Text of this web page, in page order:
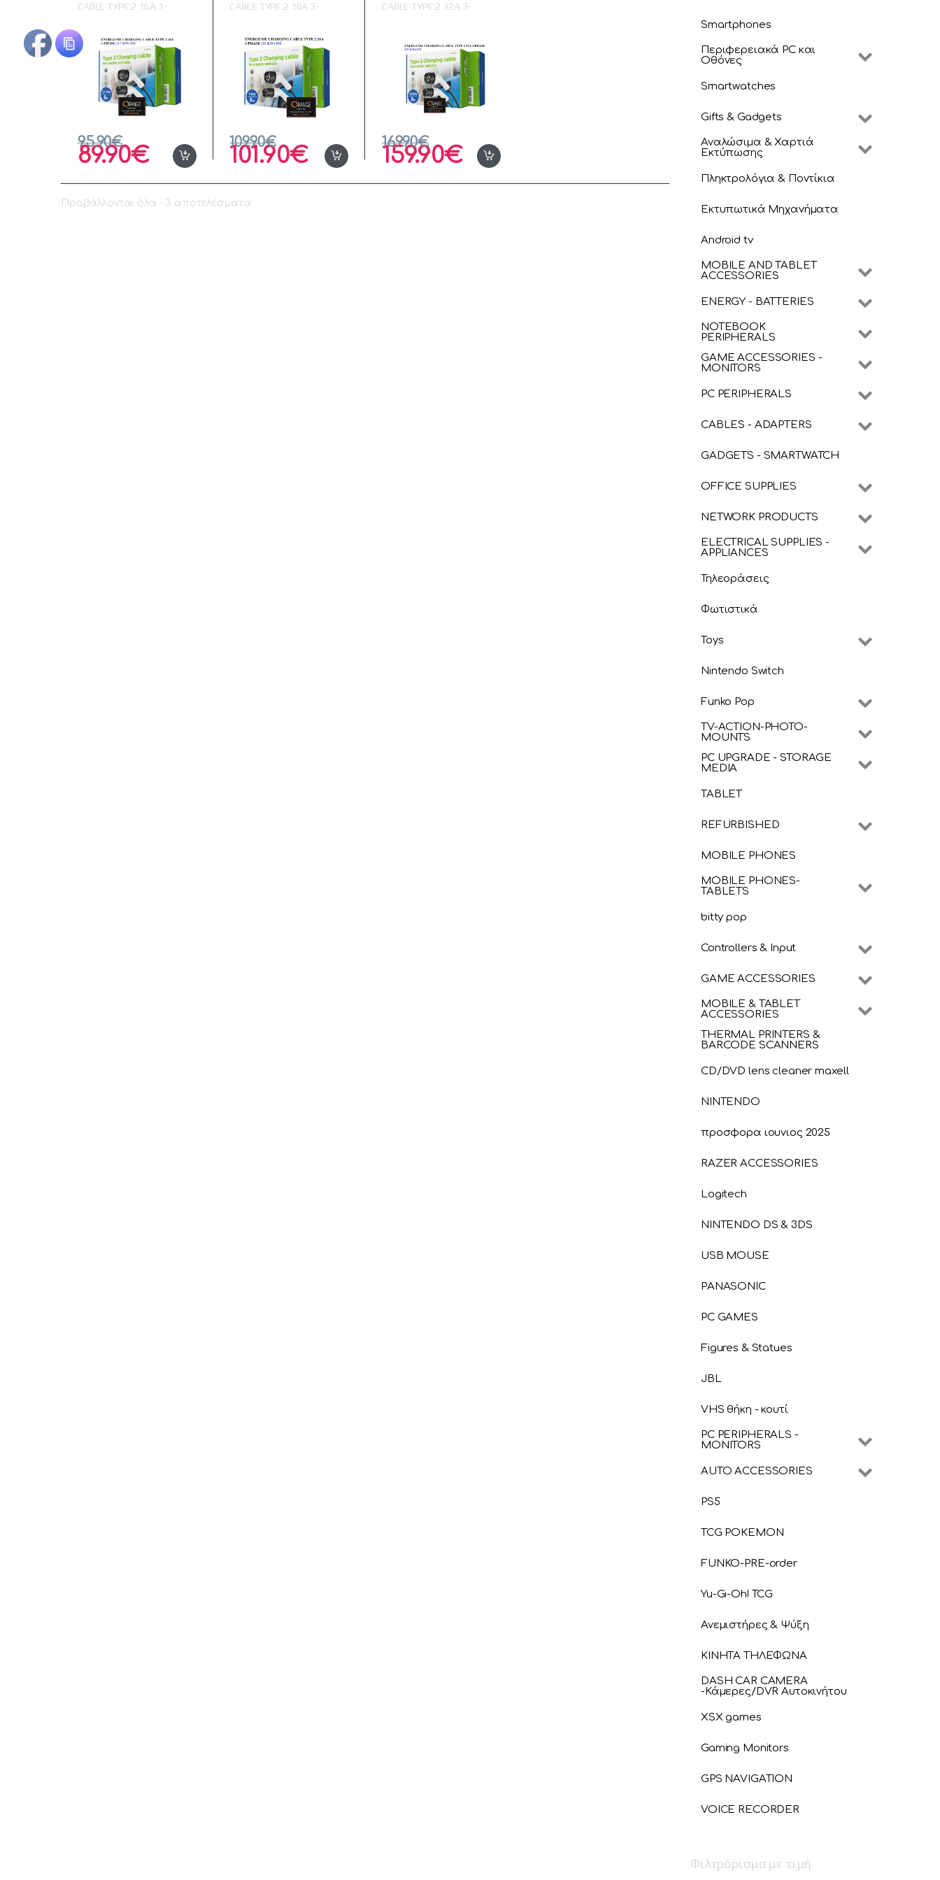
CABLE TYPE 2 16A 1-
89.90€
95.90€
CABLE TYPE 2 16A 3-
101.90€
109.90€
CABLE TYPE 2 32A 3-
159.90€
169.90€
Προβάλλονται όλα - 3 αποτελέσματα
Smartphones
Περιφερειακά PC και
Οθόνες
Smartwatches
Gifts & Gadgets
Αναλώσιμα & Χαρτιά
Εκτύπωσης
Πληκτρολόγια & Ποντίκια
Εκτυπωτικά Μηχανήματα
Android tv
MOBILE AND TABLET
ACCESSORIES
ENERGY - BATTERIES
NOTEBOOK
PERIPHERALS
GAME ACCESSORIES -
MONITORS
PC PERIPHERALS
CABLES - ADAPTERS
GADGETS - SMARTWATCH
OFFICE SUPPLIES
NETWORK PRODUCTS
ELECTRICAL SUPPLIES -
APPLIANCES
Τηλεοράσεις
Φωτιστικά
Toys
Nintendo Switch
Funko Pop
TV-ACTION-PHOTO-
MOUNTS
PC UPGRADE - STORAGE
MEDIA
TABLET
REFURBISHED
MOBILE PHONES
MOBILE PHONES-
TABLETS
bitty pop
Controllers & Input
GAME ACCESSORIES
MOBILE & TABLET
ACCESSORIES
THERMAL PRINTERS &
BARCODE SCANNERS
CD/DVD lens cleaner maxell
NINTENDO
προσφορα ιουνιος 2025
RAZER ACCESSORIES
Logitech
NINTENDO DS & 3DS
USB MOUSE
PANASONIC
PC GAMES
Figures & Statues
JBL
VHS θήκη - κουτί
PC PERIPHERALS -
MONITORS
AUTO ACCESSORIES
PS5
TCG POKEMON
FUNKO-PRE-order
Yu-Gi-Oh! TCG
Ανεμιστήρες & Ψύξη
ΚΙΝΗΤΑ ΤΗΛΕΦΩΝΑ
DASH CAR CAMERA
-Κάμερες/DVR Αυτοκινήτου
XSX games
Gaming Monitors
GPS NAVIGATION
VOICE RECORDER
Φιλτράρισμα με τιμή